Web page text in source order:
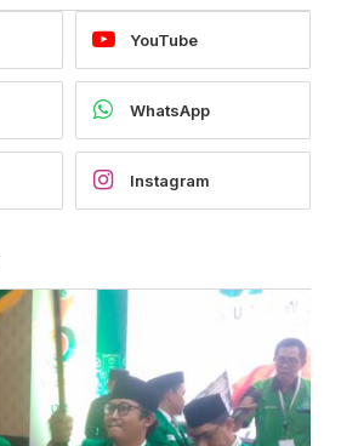
YouTube
WhatsApp
Instagram